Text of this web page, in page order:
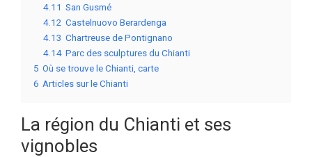
4.11 San Gusmé
4.12 Castelnuovo Berardenga
4.13 Chartreuse de Pontignano
4.14 Parc des sculptures du Chianti
5 Où se trouve le Chianti, carte
6 Articles sur le Chianti
La région du Chianti et ses
vignobles